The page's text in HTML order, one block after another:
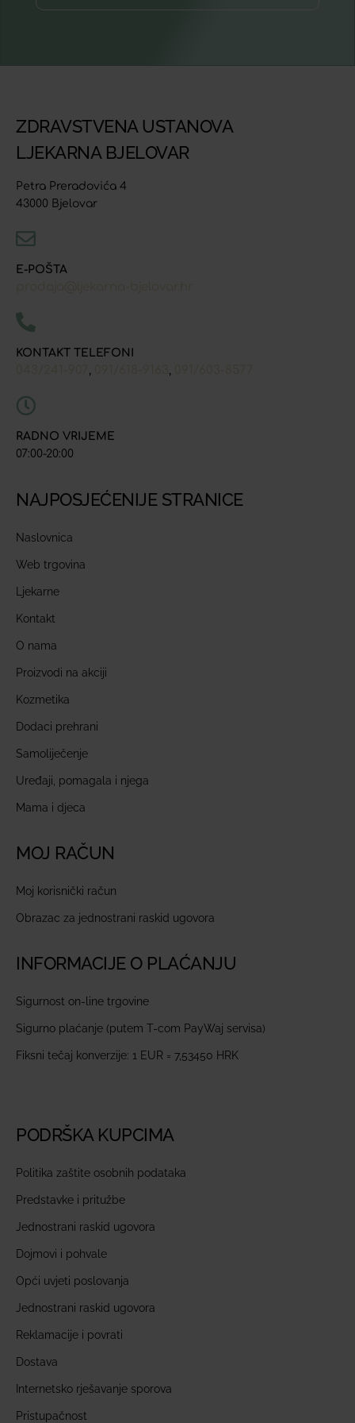
ZDRAVSTVENA USTANOVA
LJEKARNA BJELOVAR
Petra Preradovića 4
43000 Bjelovar
E-POŠTA
KONTAKT TELEFONI
, ,
RADNO VRIJEME
07:00-20:00
NAJPOSJEĆENIJE STRANICE
Naslovnica
Web trgovina
Ljekarne
Kontakt
O nama
Proizvodi na akciji
Kozmetika
Dodaci prehrani
Samoliječenje
Uređaji, pomagala i njega
Mama i djeca
MOJ RAČUN
Moj korisnički račun
Obrazac za jednostrani raskid ugovora
INFORMACIJE O PLAĆANJU
Sigurnost on-line trgovine
Sigurno plaćanje (putem T-com PayWaj servisa)
Fiksni tečaj konverzije: 1 EUR = 7,53450 HRK
PODRŠKA KUPCIMA
Politika zaštite osobnih podataka
Predstavke i pritužbe
Jednostrani raskid ugovora
Dojmovi i pohvale
Opći uvjeti poslovanja
Jednostrani raskid ugovora
Reklamacije i povrati
Dostava
Internetsko rješavanje sporova
Pristupačnost